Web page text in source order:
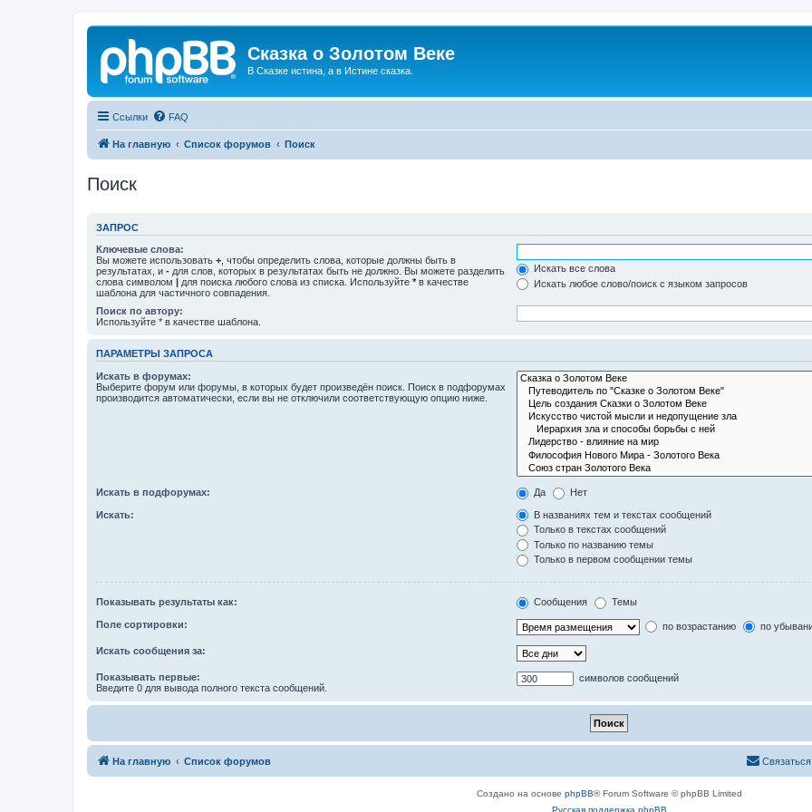
Сказка о Золотом Веке
В Сказке истина, а в Истине сказка.
Ссылки FAQ
На главную Список форумов Поиск
Поиск
ЗАПРОС
Ключевые слова:
Вы можете использовать + , чтобы определить слова, которые должны быть в
результатах, и - для слов, которых в результатах быть не должно. Вы можете разделить
слова символом | для поиска любого слова из списка. Используйте * в качестве
шаблона для частичного совпадения.
Искать все слова
Искать любое слово/поиск с языком запросов
Поиск по автору:
Используйте * в качестве шаблона.
ПАРАМЕТРЫ ЗАПРОСА
Искать в форумах:
Выберите форум или форумы, в которых будет произведён поиск. Поиск в подфорумах
производится автоматически, если вы не отключили соответствующую опцию ниже.
Искать в подфорумах: Да Нет
Искать:
В названиях тем и текстах сообщений
Только в текстах сообщений
Только по названию темы
Только в первом сообщении темы
Показывать результаты как: Сообщения Темы
Поле сортировки: по возрастанию по
Искать сообщения за:
Показывать первые:
Введите 0 для вывода полного текста сообщений.
символов сообщений
На главную Список форумов
Создано на основе phpBB® Forum Software © phpBB Limited
Русская поддержка phpBB